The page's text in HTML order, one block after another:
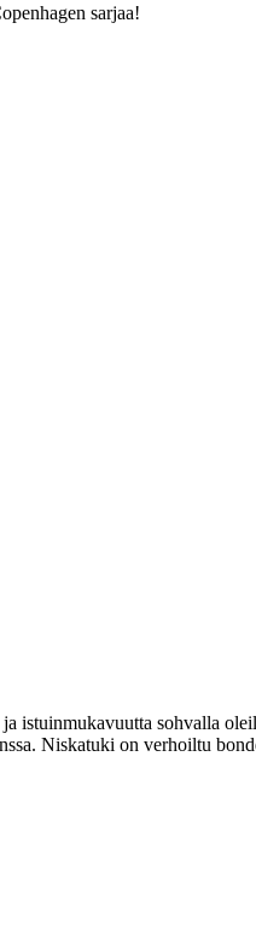
sarjaa!
istuinmukavuutta sohvalla
Niskatuki on verhoiltu